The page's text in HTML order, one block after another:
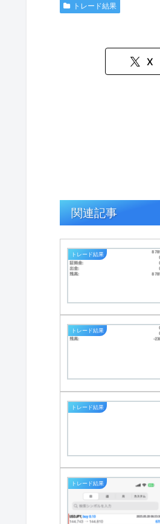
トレード結果
X
関連記事
トレード結果
トレード結果
トレード結果
トレード結果